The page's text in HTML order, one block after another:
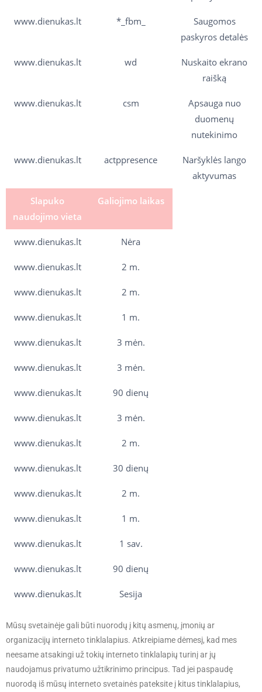
www.dienukas.lt *_fbm_
Saugomos
paskyros detalės
www.dienukas.lt wd
Nuskaito ekrano
raišką
www.dienukas.lt csm
Apsauga nuo
duomenų
nutekinimo
www.dienukas.lt actppresence
Naršyklės lango
aktyvumas
Slapuko
naudojimo vieta
Galiojimo laikas
www.dienukas.lt Nėra
www.dienukas.lt 2 m.
www.dienukas.lt 2 m.
www.dienukas.lt 1 m.
www.dienukas.lt 3 mėn.
www.dienukas.lt 3 mėn.
www.dienukas.lt 90 dienų
www.dienukas.lt 3 mėn.
www.dienukas.lt 2 m.
www.dienukas.lt 30 dienų
www.dienukas.lt 2 m.
www.dienukas.lt 1 m.
www.dienukas.lt 1 sav.
www.dienukas.lt 90 dienų
www.dienukas.lt Sesija
Mūsų svetainėje gali būti nuorodų į kitų asmenų, įmonių ar
organizacijų interneto tinklalapius. Atkreipiame dėmesį, kad mes
neesame atsakingi už tokių interneto tinklalapių turinį ar jų
naudojamus privatumo užtikrinimo principus. Tad jei paspaudę
nuorodą iš mūsų interneto svetainės pateksite į kitus tinklalapius,